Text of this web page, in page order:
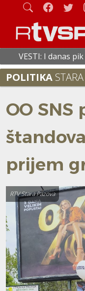
I danas pik toplotnog
POLITIKA
OO SNS
prijem
RTV Stara Pazova